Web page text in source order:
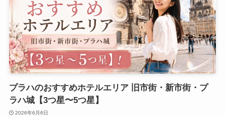
プラハのおすすめホテルエリア 旧市街・新市街・プ
ラハ城【3つ星〜5つ星】
2026年6月6日